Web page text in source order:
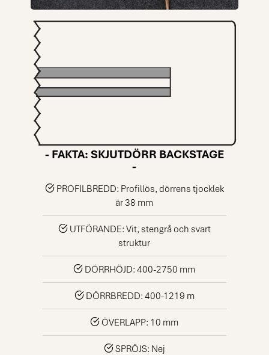
- FAKTA: SKJUTDÖRR BACKSTAGE
-
PROFILBREDD: Profillös, dörrens tjocklek
är 38 mm
UTFÖRANDE: Vit, stengrå och svart
struktur
DÖRRHÖJD: 400-2750 mm
DÖRRBREDD: 400-1219 m
ÖVERLAPP: 10 mm
SPRÖJS: Nej